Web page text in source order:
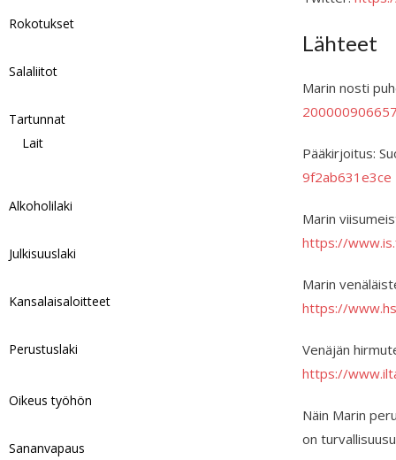
Lähteet
Marin nosti
Pääkirjoitus:
9f2ab631e3ce
Marin
https://
Marin
https://
Venäjän
https://
Näin Marin
on
Rokotukset
Salaliitot
Tartunnat
Lait
Alkoholilaki
Julkisuuslaki
Kansalaisaloitteet
Perustuslaki
Oikeus työhön
Sananvapaus